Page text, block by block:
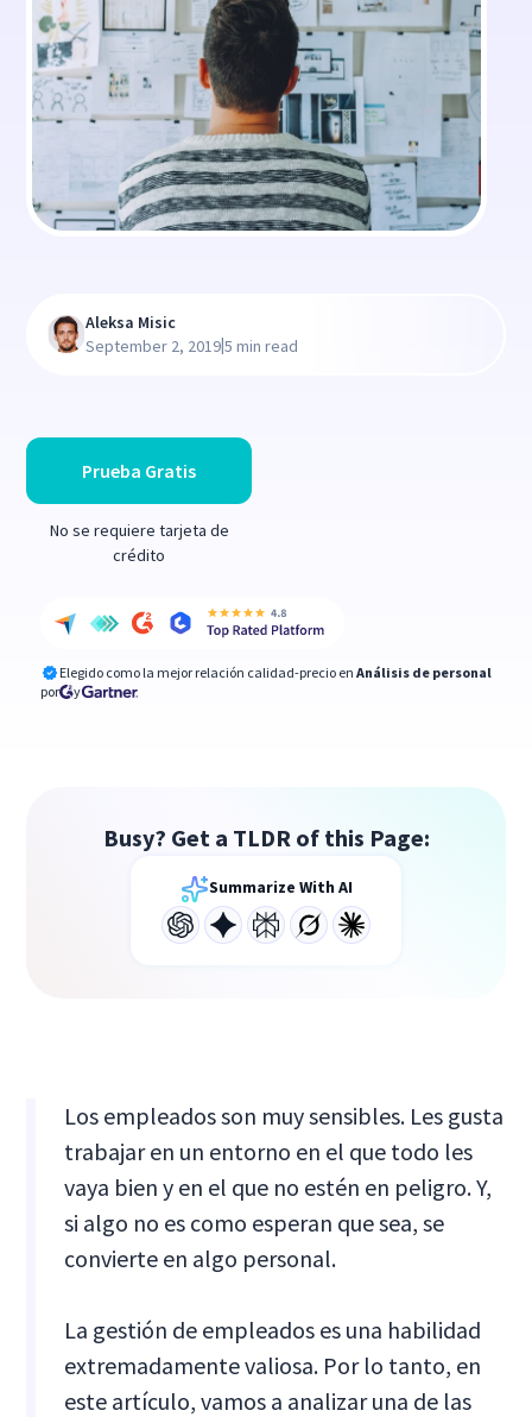
Prueba Gratis
No se requiere tarjeta de
crédito
Elegido como la mejor relación calidad-precio en Análisis de personal
por
y
Aleksa Misic
September 2, 2019|5 min read
Busy? Get a TLDR of this Page:
Summarize With AI
Los empleados son muy sensibles. Les gusta
trabajar en un entorno en el que todo les
vaya bien y en el que no estén en peligro. Y,
si algo no es como esperan que sea, se
convierte en algo personal.
La gestión de empleados es una habilidad
extremadamente valiosa. Por lo tanto, en
este artículo, vamos a analizar una de las